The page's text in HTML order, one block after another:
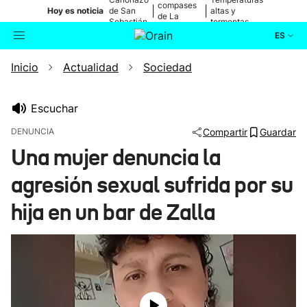
Hoy es noticia de San
Sebastián
compases
de La
altas y
tormentas
ES
Buscador Actualidad
Ikusmiran
Eguraldia
Inicio Actualidad Sociedad
Escuchar
DENUNCIA Compartir Guardar
Una mujer denuncia la
agresión sexual sufrida por su
hija en un bar de Zalla